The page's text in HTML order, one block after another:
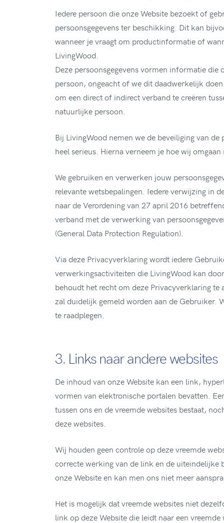
Iedere persoon die onze Website bezoekt of
persoonsgegevens ter beschikking. Dit kan
wanneer je vraagt om productinformatie of
LivingWood.
Deze persoonsgegevens vormen informatie
persoon, ongeacht of we dit daadwerkelijk
om een direct of indirect verband te creëren
natuurlijke persoon.
Bij LivingWood nemen we de beveiliging van
heel serieus. Hierna verneem je hoe wij omgaan
We gebruiken en verwerken jouw
relevante wetsbepalingen. Iedere verwijzing in
naar de Verordening van 27 april 2016
verband met de verwerking van
(General Data Protection Regulation).
Via deze Privacyverklaring wordt iedere
verwerkingsactiviteiten die LivingWood kan
behoudt het recht om deze Privacyverklaring
zal duidelijk gemeld worden aan de Gebruiker.
te raadplegen.
3. Links naar andere websites
De inhoud van onze Website kan een link,
vormen van elektronische portalen bevatten.
tussen ons en de vreemde websites bestaat,
deze websites.
Wij houden geen controle op deze vreemde
correcte werking van de link en de
onze Website en kan men ons niet meer
Het is mogelijk dat vreemde websites niet
link op deze Website die leidt naar een